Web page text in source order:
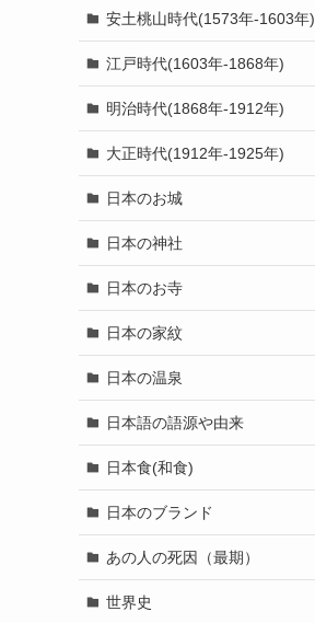
安土桃山時代(1573年-1603年)
江戸時代(1603年-1868年)
明治時代(1868年-1912年)
大正時代(1912年-1925年)
日本のお城
日本の神社
日本のお寺
日本の家紋
日本の温泉
日本語の語源や由来
日本食(和食)
日本のブランド
あの人の死因（最期）
世界史